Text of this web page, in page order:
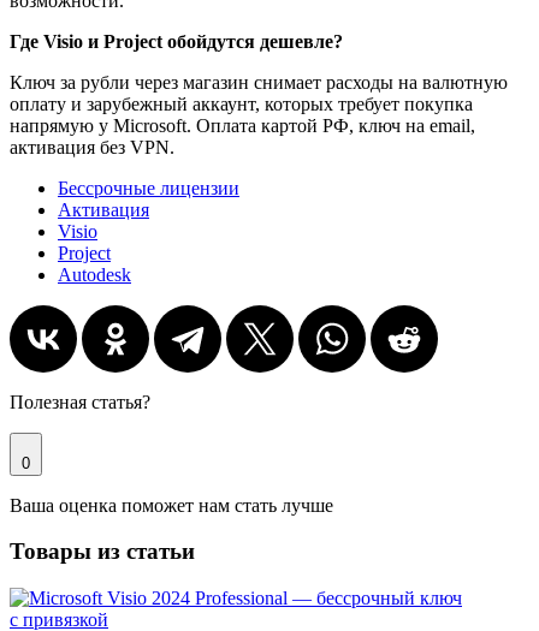
Где Visio и Project обойдутся дешевле?
Ключ за рубли через магазин снимает расходы на валютную
оплату и зарубежный аккаунт, которых требует покупка
напрямую у Microsoft. Оплата картой РФ, ключ на email,
активация без VPN.
Бессрочные лицензии
Активация
Visio
Project
Autodesk
Полезная статья?
0
Ваша оценка поможет нам стать лучше
Товары из статьи